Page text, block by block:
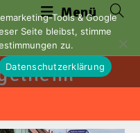
Menü
Tools & Google
Seite bleibst, stimme
zu.
Datenschutzerklärung